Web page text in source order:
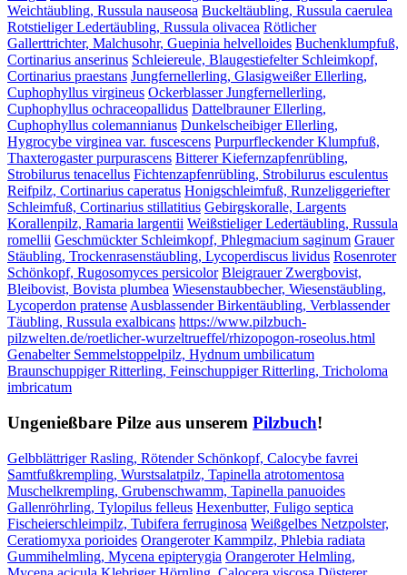
Weichtäubling, Russula nauseosa Buckeltäubling, Russula caerulea
Rotstieliger Ledertäubling, Russula olivacea Rötlicher
Gallerttrichter, Malchusohr, Guepinia helvelloides Buchenklumpfuß,
Cortinarius anserinus Schleiereule, Blaugestiefelter Schleimkopf,
Cortinarius praestans Jungfernellerling, Glasigweißer Ellerling,
Cuphophyllus virgineus Ockerblasser Jungfernellerling,
Cuphophyllus ochraceopallidus Dattelbrauner Ellerling,
Cuphophyllus colemannianus Dunkelscheibiger Ellerling,
Hygrocybe virginea var. fuscescens Purpurfleckender Klumpfuß,
Thaxterogaster purpurascens Bitterer Kiefernzapfenrübling,
Strobilurus tenacellus Fichtenzapfenrübling, Strobilurus esculentus
Reifpilz, Cortinarius caperatus Honigschleimfuß, Runzeliggeriefter
Schleimfuß, Cortinarius stillatitius Gebirgskoralle, Largents
Korallenpilz, Ramaria largentii Weißstieliger Ledertäubling, Russula
romellii Geschmückter Schleimkopf, Phlegmacium saginum Grauer
Stäubling, Trockenrasenstäubling, Lycoperdiscus lividus Rosenroter
Schönkopf, Rugosomyces persicolor Bleigrauer Zwergbovist,
Bleibovist, Bovista plumbea Wiesenstaubbecher, Wiesenstäubling,
Lycoperdon pratenseAusblassender Birkentäubling, Verblassender
Täubling, Russula exalbicans https://www.pilzbuch-
pilzwelten.de/roetlicher-wurzeltrueffel/rhizopogon-roseolus.html
Genabelter Semmelstoppelpilz, Hydnum umbilicatum
Braunschuppiger Ritterling, Feinschuppiger Ritterling, Tricholoma
imbricatum
Ungenießbare Pilze aus unserem Pilzbuch!
Gelbblättriger Rasling, Rötender Schönkopf, Calocybe favrei
Samtfußkrempling, Wurstsalatpilz, Tapinella atrotomentosa
Muschelkrempling, Grubenschwamm, Tapinella panuoides
Gallenröhrling, Tylopilus felleus Hexenbutter, Fuligo septica
Fischeierschleimpilz, Tubifera ferruginosa Weißgelbes Netzpolster,
Ceratiomyxa porioides Orangeroter Kammpilz, Phlebia radiata
Gummihelmling, Mycena epipterygia Orangeroter Helmling,